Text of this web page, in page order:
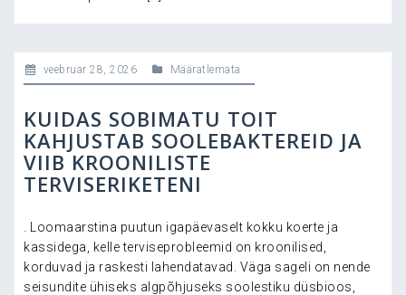
veebruar 28, 2026 Määratlemata
KUIDAS SOBIMATU TOIT
KAHJUSTAB SOOLEBAKTEREID JA
VIIB KROONILISTE
TERVISERIKETENI
. Loomaarstina puutun igapäevaselt kokku koerte ja
kassidega, kelle terviseprobleemid on kroonilised,
korduvad ja raskesti lahendatavad. Väga sageli on nende
seisundite ühiseks algpõhjuseks soolestiku düsbioos,